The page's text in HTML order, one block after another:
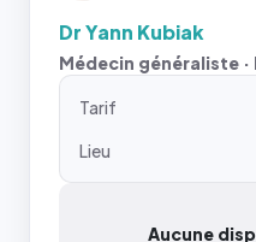
Dr Yann Kubiak
Médecin généraliste ·
Tarif
Lieu
Aucune